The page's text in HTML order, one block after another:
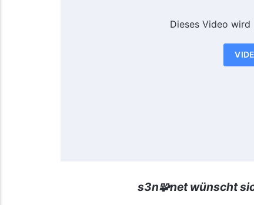
Dieses Video wird
s3n🧩net wünscht